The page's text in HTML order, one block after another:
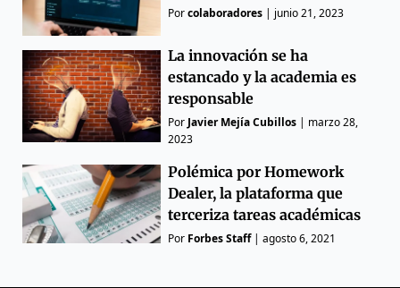
Porcolaboradores | junio 21, 2023
La innovación se ha
estancado y la academia es
responsable
Por Javier Mejía Cubillos | marzo 28,
2023
Polémica por Homework
Dealer, la plataforma que
terceriza tareas académicas
Por Forbes Staff|agosto 6, 2021